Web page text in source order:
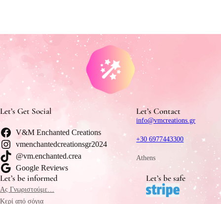
Let’s Get Social
V&M Enchanted Creations
vmenchantedcreationsgr2024
@vm.enchanted.crea
Google Reviews
Let’s Contact
info@vmcreations.gr
+30 6977443300
Athens
Let’s be informed
Ας Γνωριστούμε…
Κερί από σόγια
Let’s be safe